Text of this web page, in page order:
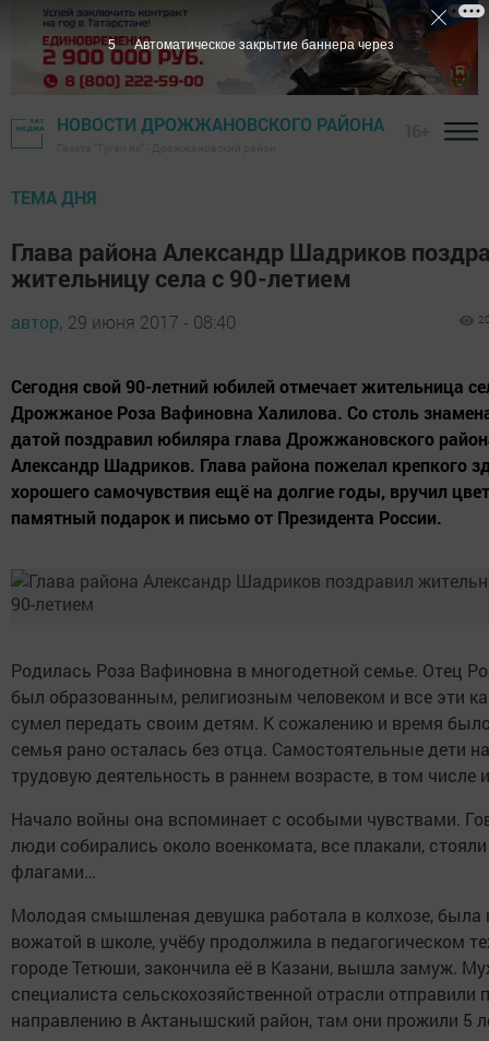
НОВОСТИ ДРОЖЖАНОВСКОГО РАЙОНА
ТЕМА ДНЯ
Глава района Александр Шадриков
жительницу села с 90-летием
автор, 29 июня 2017 - 08:40
Сегодня свой 90-летний юбилей отмечает жительница
Дрожжаное Роза Вафиновна Халилова. Со столь
датой поздравил юбиляра глава Дрожжановского
Александр Шадриков. Глава района пожелал крепкого
хорошего самочувствия ещё на долгие годы, вручил
памятный подарок и письмо от Президента России.
Родилась Роза Вафиновна в многодетной семье. Отец
был образованным, религиозным человеком и все эти
сумел передать своим детям. К сожалению и время
семья рано осталась без отца. Самостоятельные дети
трудовую деятельность в раннем возрасте, в том числе
Начало войны она вспоминает с особыми чувствами.
люди собирались около военкомата, все плакали,
флагами…
Молодая смышленая девушка работала в колхозе, была
вожатой в школе, учёбу продолжила в педагогическом
городе Тетюши, закончила её в Казани, вышла замуж.
специалиста сельскохозяйственной отрасли отправили
направлению в Актанышский район, там они прожили 5
5 Автоматическое закрытие баннера через